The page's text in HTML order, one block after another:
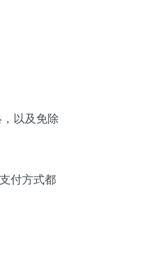
以及免除
付方式都